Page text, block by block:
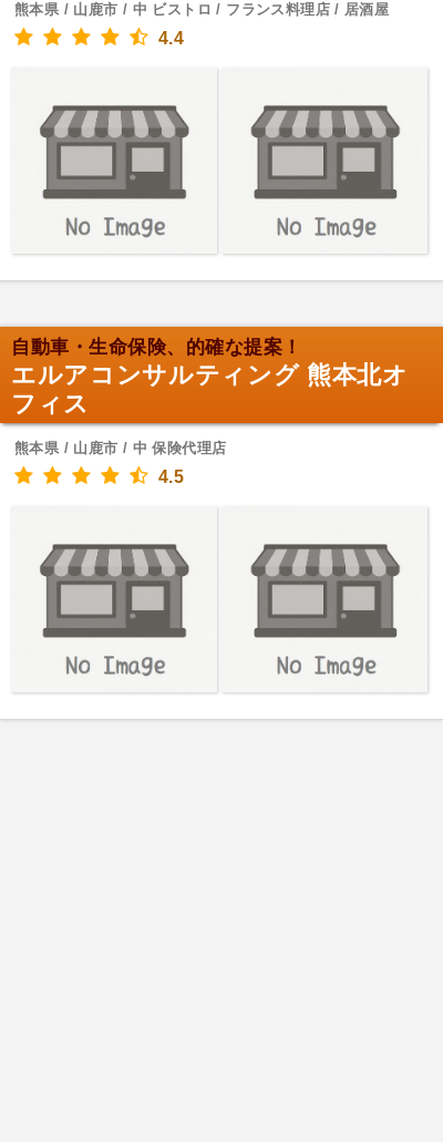
熊本県 / 山鹿市 / 中 ビストロ / フランス料理店 / 居酒屋
4.4
自動車・生命保険、的確な提案！
エルアコンサルティング 熊本北オ
フィス
熊本県 / 山鹿市 / 中 保険代理店
4.5